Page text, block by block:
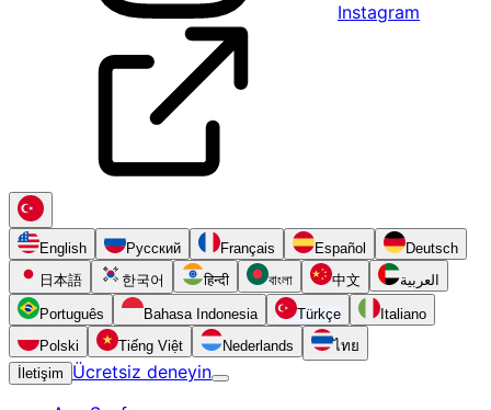
Instagram
English Русский Français Español
Deutsch
日本語
한국어 हिन्दी বাংলা 中文 العربية
Português Bahasa Indonesia Türkçe
Italiano
Polski
Tiếng Việt Nederlands
ไทย
İletişim
Ücretsiz deneyin